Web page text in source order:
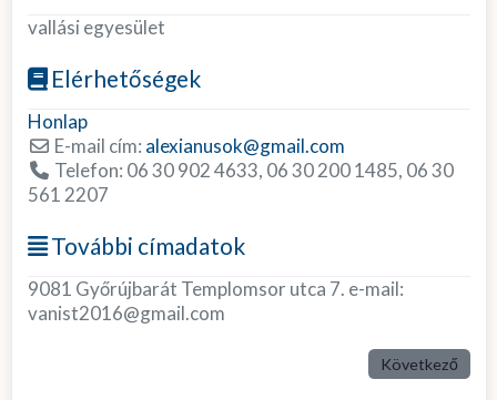
vallási egyesület
Elérhetőségek
Honlap
E-mail cím: alexianusok@gmail.com
Telefon: 06 30 902 4633, 06 30 200 1485, 06 30
561 2207
További címadatok
9081 Győrújbarát Templomsor utca 7. e-mail:
vanist2016@gmail.com
Következő